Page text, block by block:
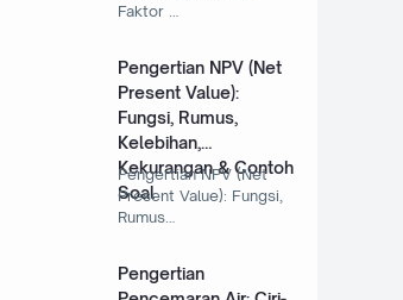
Faktor …
Pengertian NPV (Net
Present Value):
Fungsi, Rumus,
Kelebihan,
Kekurangan & Contoh
Soal
Pengertian NPV (Net
Present Value): Fungsi,
Rumus…
Pengertian